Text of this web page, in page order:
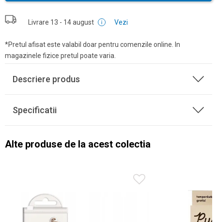
Livrare 13 - 14 august Vezi
*Pretul afisat este valabil doar pentru comenzile online. In
magazinele fizice pretul poate varia.
Descriere produs
Specificatii
Alte produse de la acest colectia